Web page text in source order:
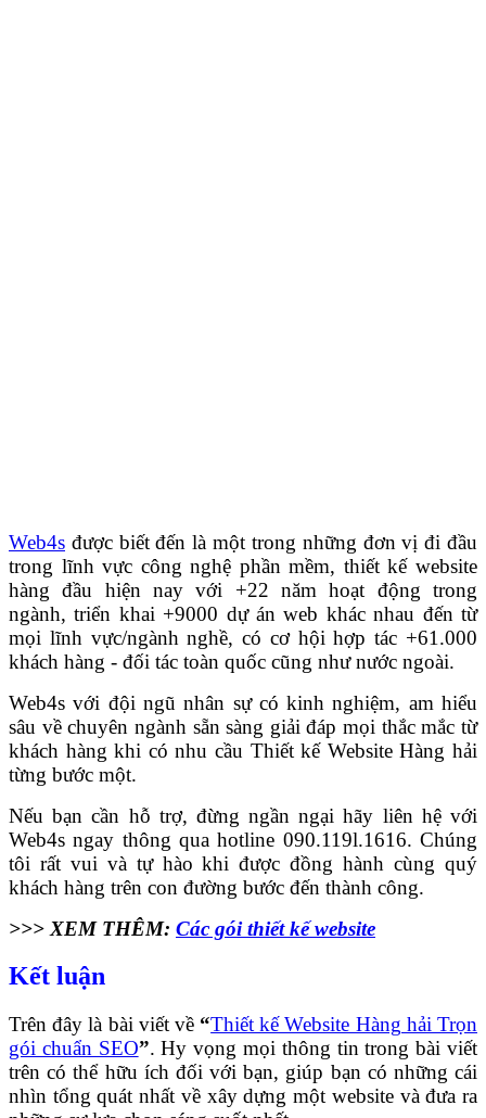
Web4s được biết đến là một trong những đơn vị đi đầu
trong lĩnh vực công nghệ phần mềm, thiết kế website
hàng đầu hiện nay với +22 năm hoạt động trong
ngành, triển khai +9000 dự án web khác nhau đến từ
mọi lĩnh vực/ngành nghề, có cơ hội hợp tác +61.000
khách hàng - đối tác toàn quốc cũng như nước ngoài.
Web4s với đội ngũ nhân sự có kinh nghiệm, am hiểu
sâu về chuyên ngành sẵn sàng giải đáp mọi thắc mắc từ
khách hàng khi có nhu cầu Thiết kế Website Hàng hải
từng bước một.
Nếu bạn cần hỗ trợ, đừng ngần ngại hãy liên hệ với
Web4s ngay thông qua hotline 090.119l.1616. Chúng
tôi rất vui và tự hào khi được đồng hành cùng quý
khách hàng trên con đường bước đến thành công.
>>> XEM THÊM: Các gói thiết kế website
Kết luận
Trên đây là bài viết về “Thiết kế Website Hàng hải Trọn
gói chuẩn SEO”. Hy vọng mọi thông tin trong bài viết
trên có thể hữu ích đối với bạn, giúp bạn có những cái
nhìn tổng quát nhất về xây dựng một website và đưa ra